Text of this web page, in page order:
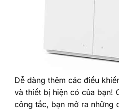
‎Dễ dàng thêm các điều
và thiết bị hiện có của bạn!
công tắc, bạn mở ra những